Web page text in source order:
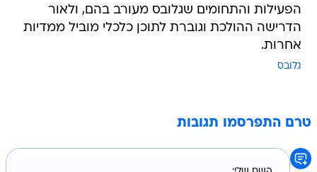
הפעילות והתחומים שגלובס מעורב בהם, ולאור
הדרישה ההולכת וגוברת לתוכן כלכלי מוביל ממדיות
אחרות.
גלובס
טרם התפרסמו תגובות